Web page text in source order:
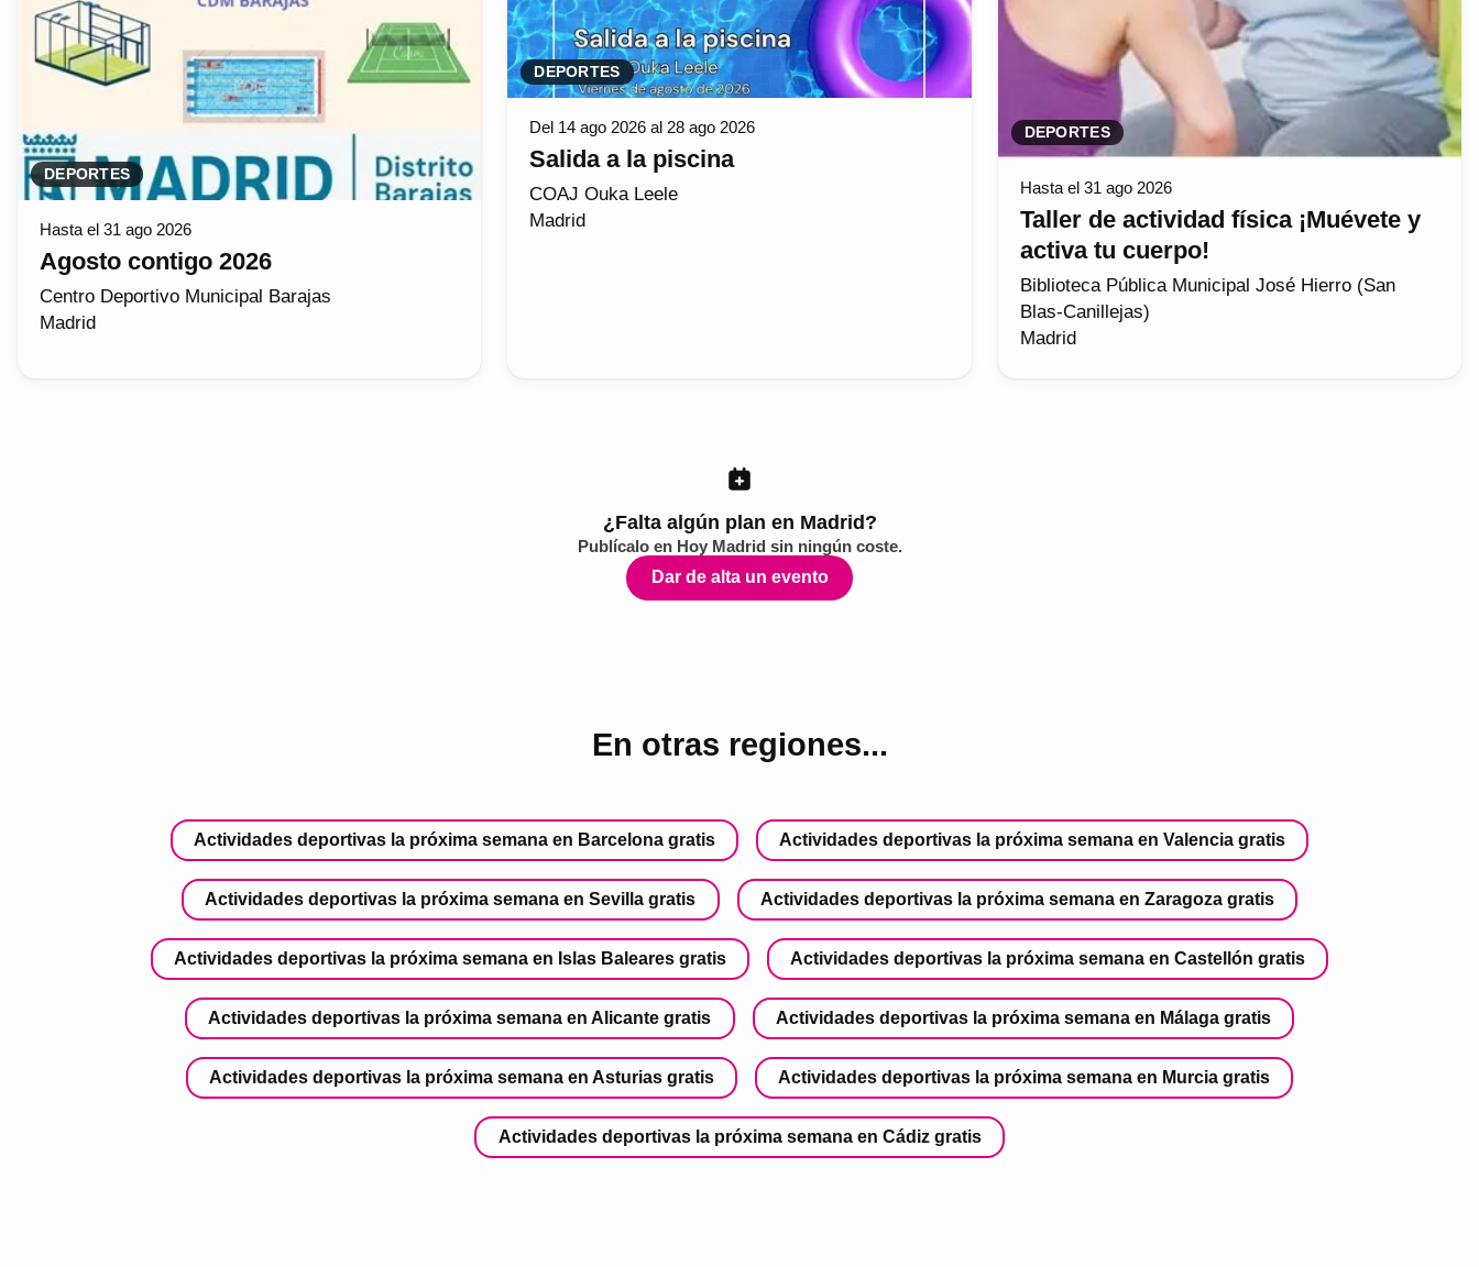
DEPORTES
Hasta el 31 ago 2026
Agosto contigo 2026
Centro Deportivo Municipal Barajas
Madrid
DEPORTES
Del 14 ago 2026 al 28 ago 2026
Salida a la piscina
COAJ Ouka Leele
Madrid
DEPORTES
Hasta el 31 ago 2026
Taller de actividad física ¡Muévete y
activa tu cuerpo!
Biblioteca Pública Municipal José Hierro (San
Blas-Canillejas)
Madrid
¿Falta algún plan en Madrid?
Publícalo en Hoy Madrid sin ningún coste.
Dar de alta un evento
En otras regiones...
Actividades deportivas la próxima semana en Barcelona gratis Actividades deportivas la próxima semana en Valencia gratis
Actividades deportivas la próxima semana en Sevilla gratis Actividades deportivas la próxima semana en Zaragoza gratis
Actividades deportivas la próxima semana en Islas Baleares gratis Actividades deportivas la próxima semana en Castellón gratis
Actividades deportivas la próxima semana en Alicante gratis Actividades deportivas la próxima semana en Málaga gratis
Actividades deportivas la próxima semana en Asturias gratis Actividades deportivas la próxima semana en Murcia gratis
Actividades deportivas la próxima semana en Cádiz gratis